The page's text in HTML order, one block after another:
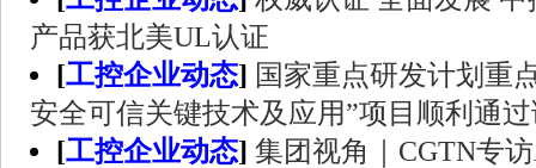
产品获北美UL认证
[工控企业动态] 国家重点研发计划重
安全可信关键技术及应用”项目顺利通
[工控企业动态] 集团视角｜CGTN专